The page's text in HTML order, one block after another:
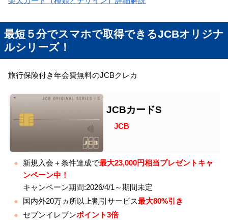
最短５分でスマホで取得できるJCBオリジナ
ルシリーズ！
旅行保険付き年会費無料のJCBクレカ
JCBカードS
JCB
新規入会＋条件達成で最大23,000円相当プレゼントキャ
ンペーン中！
キャンペーン期間:2026/4/1～期間未定
国内外20万ヵ所以上割引サービス最大80%引き
セブンイレブンポイント3倍